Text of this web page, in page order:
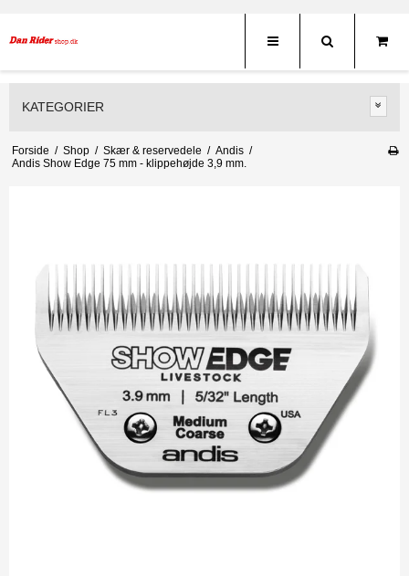
KATEGORIER
Forside / Shop / Skær & reservedele / Andis /
Andis Show Edge 75 mm - klippehøjde 3,9 mm.